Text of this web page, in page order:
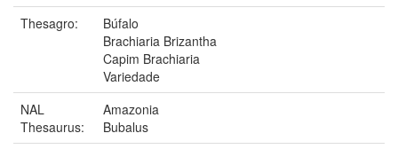
Thesagro:
Búfalo
Brachiaria Brizantha
Capim Brachiaria
Variedade
NAL
Thesaurus:
Amazonia
Bubalus